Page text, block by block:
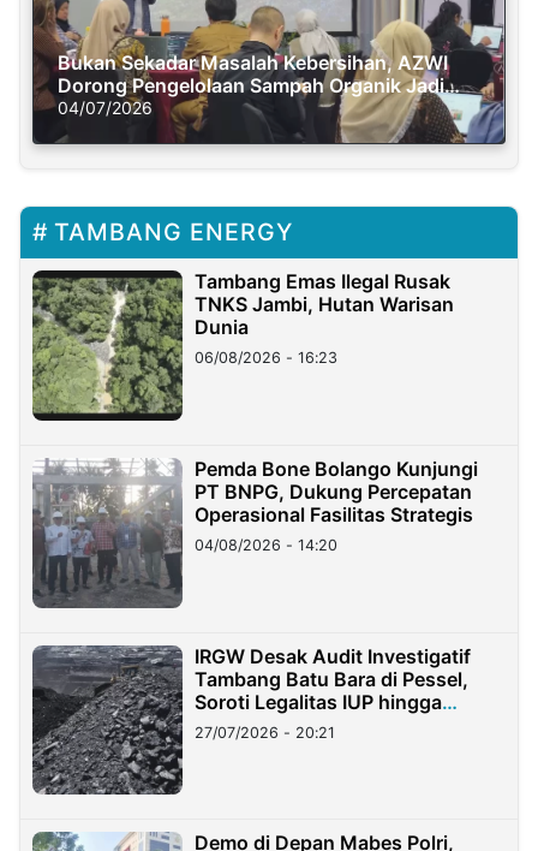
Bukan Sekadar Masalah Kebersihan, AZWI
Dorong Pengelolaan Sampah Organik Jadi
Solusi Krisis Iklim
04/07/2026
TAMBANG ENERGY
Tambang Emas Ilegal Rusak
TNKS Jambi, Hutan Warisan
Dunia
06/08/2026 - 16:23
Pemda Bone Bolango Kunjungi
PT BNPG, Dukung Percepatan
Operasional Fasilitas Strategis
04/08/2026 - 14:20
IRGW Desak Audit Investigatif
Tambang Batu Bara di Pessel,
Soroti Legalitas IUP hingga
Stockpile
27/07/2026 - 20:21
Demo di Depan Mabes Polri,